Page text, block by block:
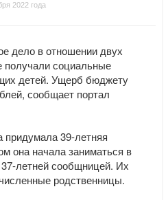
2022 года
дело в отношении двух
получали социальные
детей. Ущерб бюджету
сообщает портал
придумала 39-летняя
она начала заниматься в
летней сообщницей. Их
родственницы.